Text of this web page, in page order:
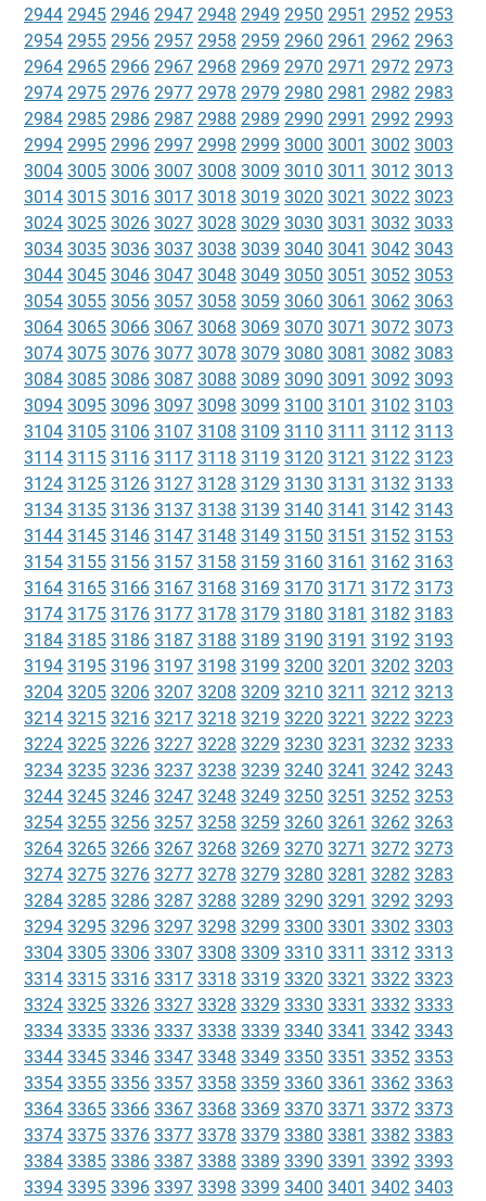
2944 2945 2946 2947 2948 2949 2950 2951 2952 2953
2954 2955 2956 2957 2958 2959 2960 2961 2962 2963
2964 2965 2966 2967 2968 2969 2970 2971 2972 2973
2974 2975 2976 2977 2978 2979 2980 2981 2982 2983
2984 2985 2986 2987 2988 2989 2990 2991 2992 2993
2994 2995 2996 2997 2998 2999 3000 3001 3002 3003
3004 3005 3006 3007 3008 3009 3010 3011 3012 3013
3014 3015 3016 3017 3018 3019 3020 3021 3022 3023
3024 3025 3026 3027 3028 3029 3030 3031 3032 3033
3034 3035 3036 3037 3038 3039 3040 3041 3042 3043
3044 3045 3046 3047 3048 3049 3050 3051 3052 3053
3054 3055 3056 3057 3058 3059 3060 3061 3062 3063
3064 3065 3066 3067 3068 3069 3070 3071 3072 3073
3074 3075 3076 3077 3078 3079 3080 3081 3082 3083
3084 3085 3086 3087 3088 3089 3090 3091 3092 3093
3094 3095 3096 3097 3098 3099 3100 3101 3102 3103
3104 3105 3106 3107 3108 3109 3110 3111 3112 3113
3114 3115 3116 3117 3118 3119 3120 3121 3122 3123
3124 3125 3126 3127 3128 3129 3130 3131 3132 3133
3134 3135 3136 3137 3138 3139 3140 3141 3142 3143
3144 3145 3146 3147 3148 3149 3150 3151 3152 3153
3154 3155 3156 3157 3158 3159 3160 3161 3162 3163
3164 3165 3166 3167 3168 3169 3170 3171 3172 3173
3174 3175 3176 3177 3178 3179 3180 3181 3182 3183
3184 3185 3186 3187 3188 3189 3190 3191 3192 3193
3194 3195 3196 3197 3198 3199 3200 3201 3202 3203
3204 3205 3206 3207 3208 3209 3210 3211 3212 3213
3214 3215 3216 3217 3218 3219 3220 3221 3222 3223
3224 3225 3226 3227 3228 3229 3230 3231 3232 3233
3234 3235 3236 3237 3238 3239 3240 3241 3242 3243
3244 3245 3246 3247 3248 3249 3250 3251 3252 3253
3254 3255 3256 3257 3258 3259 3260 3261 3262 3263
3264 3265 3266 3267 3268 3269 3270 3271 3272 3273
3274 3275 3276 3277 3278 3279 3280 3281 3282 3283
3284 3285 3286 3287 3288 3289 3290 3291 3292 3293
3294 3295 3296 3297 3298 3299 3300 3301 3302 3303
3304 3305 3306 3307 3308 3309 3310 3311 3312 3313
3314 3315 3316 3317 3318 3319 3320 3321 3322 3323
3324 3325 3326 3327 3328 3329 3330 3331 3332 3333
3334 3335 3336 3337 3338 3339 3340 3341 3342 3343
3344 3345 3346 3347 3348 3349 3350 3351 3352 3353
3354 3355 3356 3357 3358 3359 3360 3361 3362 3363
3364 3365 3366 3367 3368 3369 3370 3371 3372 3373
3374 3375 3376 3377 3378 3379 3380 3381 3382 3383
3384 3385 3386 3387 3388 3389 3390 3391 3392 3393
3394 3395 3396 3397 3398 3399 3400 3401 3402 3403